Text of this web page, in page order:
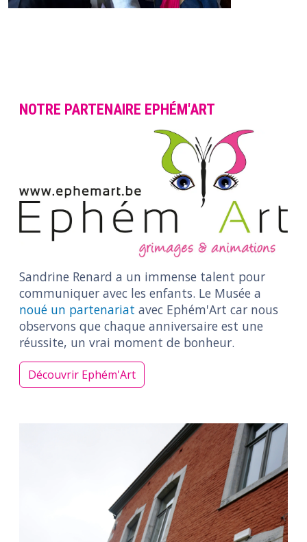
NOTRE PARTENAIRE EPHÉM'ART
Sandrine Renard a un immense talent pour
communiquer avec les enfants. Le Musée a
noué un partenariat avec Ephém'Art car nous
observons que chaque anniversaire est une
réussite, un vrai moment de bonheur.
Découvrir Ephém'Art